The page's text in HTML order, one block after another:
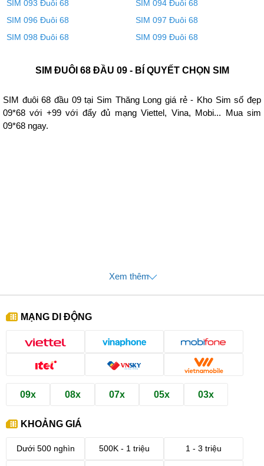
SIM 093 Đuôi 68
SIM 094 Đuôi 68
SIM 096 Đuôi 68
SIM 097 Đuôi 68
SIM 098 Đuôi 68
SIM 099 Đuôi 68
SIM ĐUÔI 68 ĐẦU 09 - BÍ QUYẾT CHỌN SIM
SIM đuôi 68 đầu 09 tại Sim Thăng Long giá rẻ - Kho Sim số đẹp
09*68 với +99 với đẩy đủ mạng Viettel, Vina, Mobi... Mua sim
09*68 ngay.
Xem thêm
MẠNG DI ĐỘNG
09x 08x 07x 05x 03x
KHOẢNG GIÁ
Dưới 500 nghìn 500K - 1 triệu 1 - 3 triệu